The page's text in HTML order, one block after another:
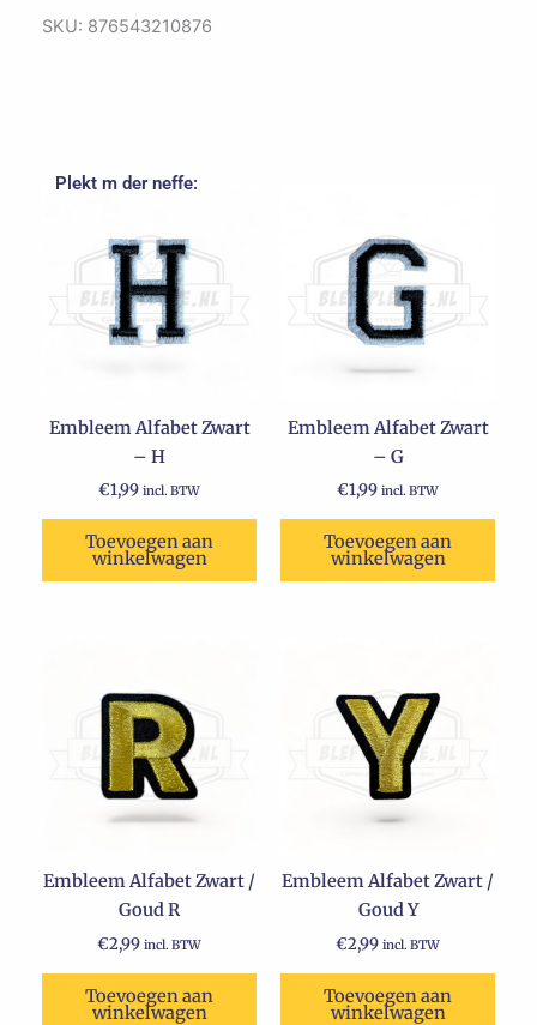
SKU: 876543210876
Plekt m der neffe:
Embleem Alfabet Zwart
– H
€1,99 incl. BTW
Toevoegen aan
winkelwagen
Embleem Alfabet Zwart
– G
€1,99 incl. BTW
Toevoegen aan
winkelwagen
Embleem Alfabet Zwart /
Goud R
€2,99 incl. BTW
Toevoegen aan
winkelwagen
Embleem Alfabet Zwart /
Goud Y
€2,99 incl. BTW
Toevoegen aan
winkelwagen